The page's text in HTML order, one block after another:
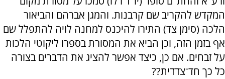
המקדש להקריב שם קרבנות. והמגן אברהם והביאור
הלכה (סימן צד) התירו להיכנס למחנה לויה להתפלל שם
אף בזמן הזה, וכן הביא את המסורת בספרו ליקוטי הלכות
על זבחים. אם כן, כיצד אפשר להציג את הדברים בצורה
כל כך חד־צדדית??